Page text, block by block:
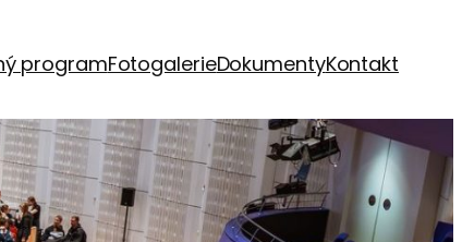
programFotogalerieDokumentyKontakt